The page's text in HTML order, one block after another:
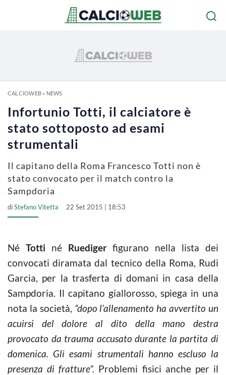
CALCIOWEB» NEWS
Infortunio Totti, il calciatore è
stato sottoposto ad esami
strumentali
Il capitano della Roma Francesco Totti non è
stato convocato per il match contro la
Sampdoria
diStefano Vitetta 22 Set 2015 | 18:53
Né Totti né Ruedigerfigurano nella lista dei
convocati diramata dal tecnico della Roma, Rudi
Garcia, per la trasferta di domani in casa della
Sampdoria. Il capitano giallorosso, spiega in una
nota la società, “dopo l’allenamento ha avvertito un
acuirsi del dolore al dito della mano destra
provocato da trauma accusato durante la partita di
domenica. Gli esami strumentali hanno escluso la
presenza di fratture”. Problemi fisici anche per il